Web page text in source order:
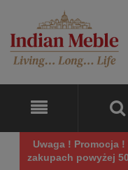
Uwaga ! Promocja
zakupach powyżej